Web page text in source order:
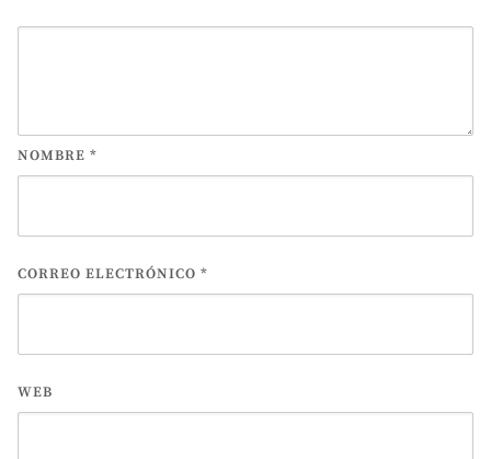
NOMBRE *
CORREO ELECTRÓNICO *
WEB